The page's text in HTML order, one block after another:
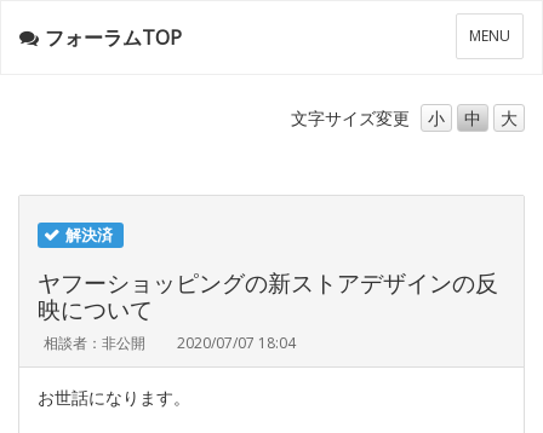
メ
ニ
ー
MENU
フォーラムTOP
文字サイズ変更 小 中 大
解決済
ヤフーショッピングの新ストアデザインの反
映について
相談者：非公開 2020/07/07 18:04
お世話になります。